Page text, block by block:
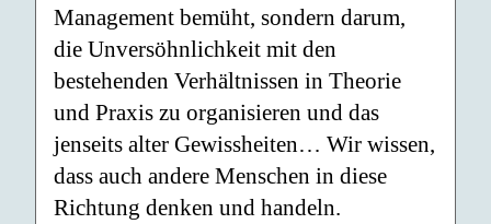
Management bemüht, sondern darum,
die Unversöhnlichkeit mit den
bestehenden Verhältnissen in Theorie
und Praxis zu organisieren und das
jenseits alter Gewissheiten… Wir wissen,
dass auch andere Menschen in diese
Richtung denken und handeln.